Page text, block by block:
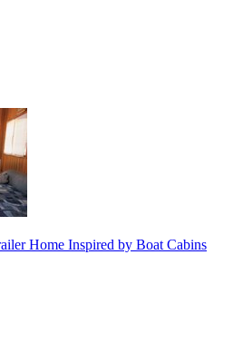
Home Inspired by Boat Cabins